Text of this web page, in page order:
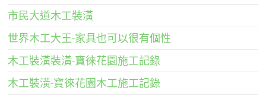
市民大道木工裝潢
世界木工大王-家具也可以很有個性
木工裝潢裝潢-寶徠花園施工記錄
木工裝潢-寶徠花園木工施工記錄